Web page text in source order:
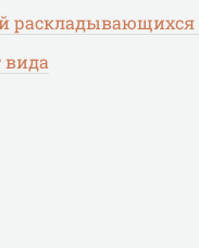
раскладывающихся
вида